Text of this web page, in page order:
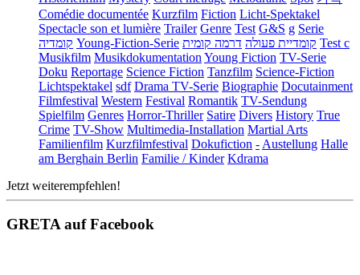
Comédie documentée Kurzfilm Fiction Licht-Spektakel
Spectacle son et lumière Trailer Genre Test G&S g Serie
קומדיה Young-Fiction-Serie קומדיית פעולה דרמה קומית
Test c
Musikfilm Musikdokumentation Young Fiction TV-Serie
Doku Reportage Science Fiction Tanzfilm Science-Fiction
Lichtspektakel sdf Drama TV-Serie Biographie Docutainment
Filmfestival Western Festival Romantik TV-Sendung
Spielfilm Genres Horror-Thriller Satire Divers History True
Crime TV-Show Multimedia-Installation Martial Arts
Familienfilm Kurzfilmfestival Dokufiction - Austellung Halle
am Berghain Berlin Familie / Kinder Kdrama
Jetzt weiterempfehlen!
GRETA auf Facebook